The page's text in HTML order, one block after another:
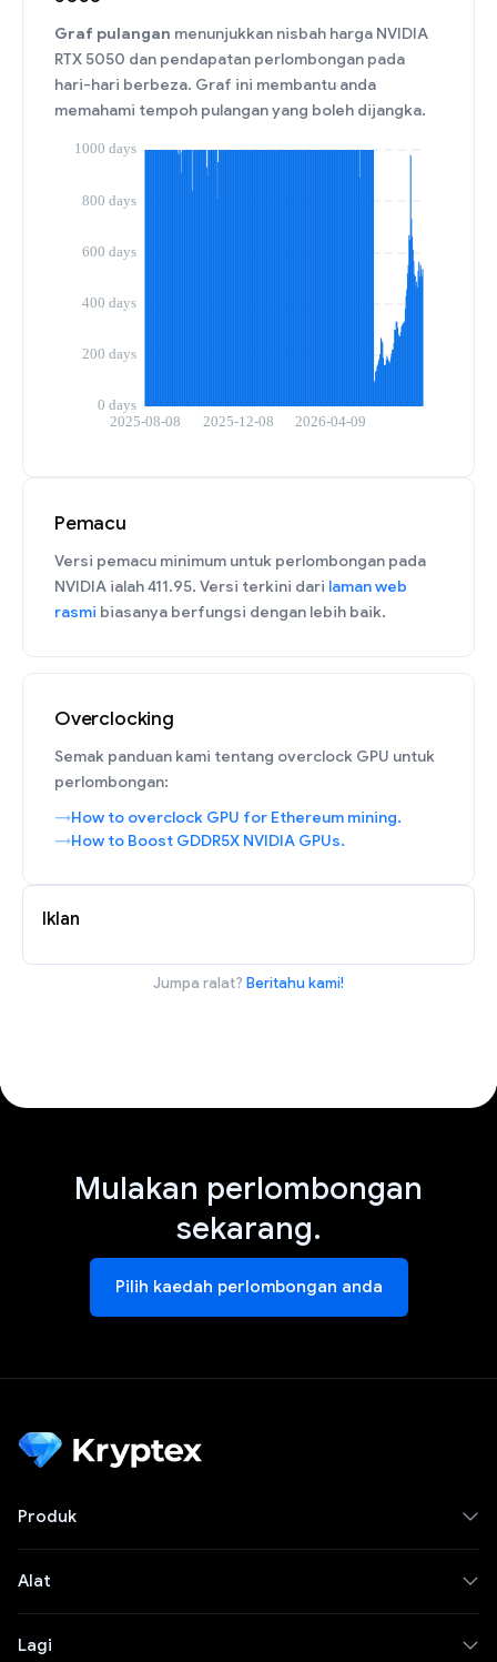
Graf pulangan menunjukkan nisbah harga NVIDIA
RTX 5050 dan pendapatan perlombongan pada
hari-hari berbeza. Graf ini membantu anda
memahami tempoh pulangan yang boleh dijangka.
Pemacu
Versi pemacu minimum untuk perlombongan pada
NVIDIA ialah 411.95. Versi terkini dari laman web
rasmi biasanya berfungsi dengan lebih baik.
Overclocking
Semak panduan kami tentang overclock GPU untuk
perlombongan:
How to overclock GPU for Ethereum mining.
How to Boost GDDR5X NVIDIA GPUs.
Iklan
Jumpa ralat? Beritahu kami!
Mulakan perlombongan
sekarang.
Pilih kaedah perlombongan anda
Produk
Alat
Lagi